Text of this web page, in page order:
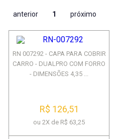
anterior 1 próximo
RN 007292 - CAPA PARA COBRIR
CARRO - DUALPRO COM FORRO
- DIMENSÕES 4,35 ...
R$ 126,51
ou 2X de R$ 63,25